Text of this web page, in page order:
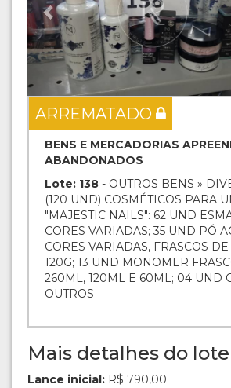
ARREMATADO
BENS E MERCADORIAS
ABANDONADOS
Lote: 138- OUTROS BENS »
(120 UND) COSMÉTICOS PARA
"MAJESTIC NAILS": 62 UND
CORES VARIADAS; 35 UND PÓ
CORES VARIADAS, FRASCOS DE
OUTROS